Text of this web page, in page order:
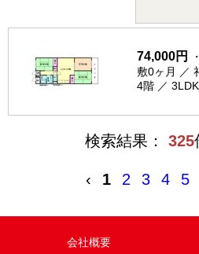
74,000円
敷0ヶ月 ／
4階 ／
検索結果： 325
‹ 1 2 3 4 5
会社概要